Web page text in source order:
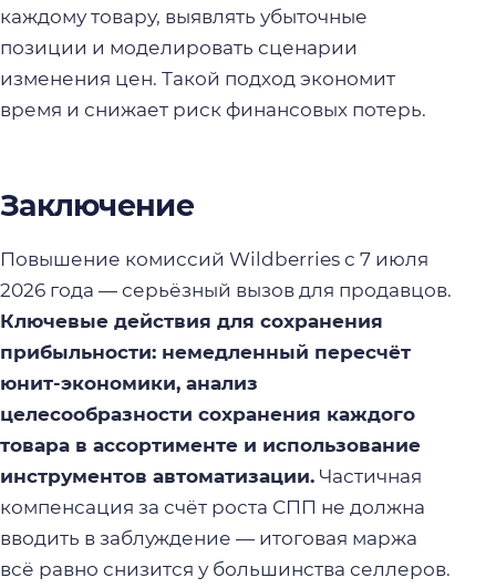
каждому товару, выявлять убыточные
позиции и моделировать сценарии
изменения цен. Такой подход экономит
время и снижает риск финансовых потерь.
Заключение
Повышение комиссий Wildberries с 7 июля
2026 года — серьёзный вызов для продавцов.
Ключевые действия для сохранения
прибыльности: немедленный пересчёт
юнит-экономики, анализ
целесообразности сохранения каждого
товара в ассортименте и использование
инструментов автоматизации. Частичная
компенсация за счёт роста СПП не должна
вводить в заблуждение — итоговая маржа
всё равно снизится у большинства селлеров.